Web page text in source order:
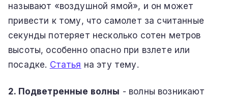
называют «воздушной ямой», и он может
привести к тому, что самолет за считанные
секунды потеряет несколько сотен метров
высоты, особенно опасно при взлете или
посадке. Статья на эту тему.
2. Подветренные волны - волны возникают